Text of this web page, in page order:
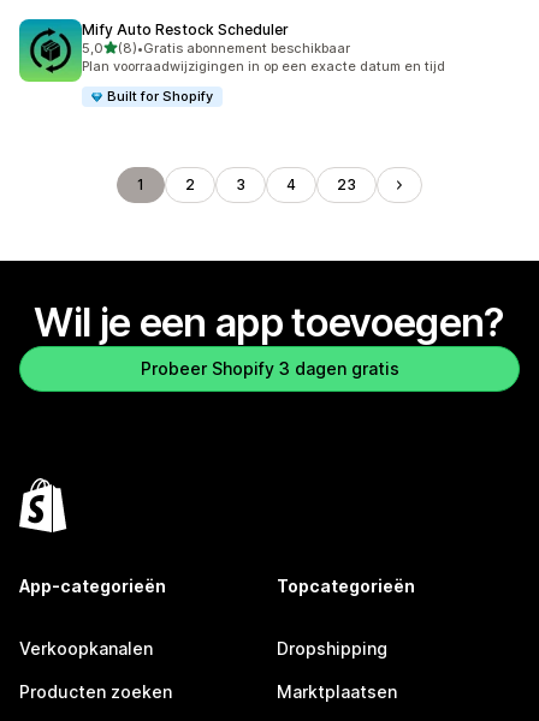
Mify Auto Restock Scheduler
5,0van 5 sterren
(8)
8 recensies in totaal
•Gratis abonnement beschikbaar
Plan voorraadwijzigingen in op een exacte datum en tijd
Built for Shopify
1 2 3 4 23
Wil je een app toevoegen?
Probeer Shopify 3 dagen gratis
App-categorieën
Verkoopkanalen
Producten zoeken
Topcategorieën
Dropshipping
Marktplaatsen